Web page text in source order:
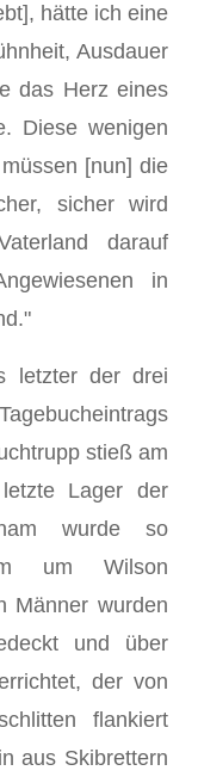
hätte ich eine
Ausdauer
das Herz eines
Diese wenigen
[nun] die
sicher wird
darauf
in
letzter der drei
stieß am
Lager der
wurde so
um Wilson
Männer wurden
und über
der von
flankiert
aus Skibrettern